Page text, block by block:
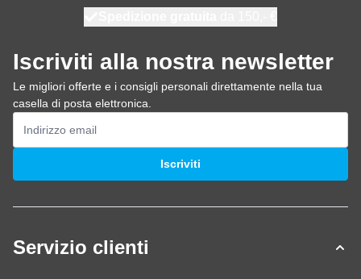
Iscriviti alla nostra newsletter
Le migliori offerte e i consigli personali direttamente nella tua
casella di posta elettronica.
Indirizzo email
Iscriviti
Servizio clienti